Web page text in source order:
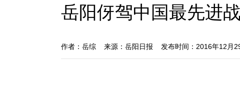
岳阳伢驾中国最先进
作者：岳综 来源：岳阳日报 发布时间：2016年12月